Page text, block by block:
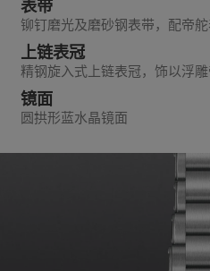
表带
铆钉磨光及磨砂钢表带，配帝舵
上链表冠
精钢旋入式上链表冠，饰以浮
镜面
圆拱形蓝水晶镜面